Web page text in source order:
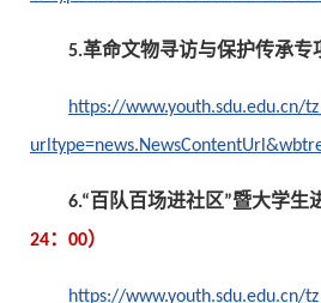
5.革命文物寻访与保护传承专
https://www.youth.sdu.edu.cn/
6.“百队百场进社区”暨大学生
24：00）
https://www.youth.sdu.edu.cn/